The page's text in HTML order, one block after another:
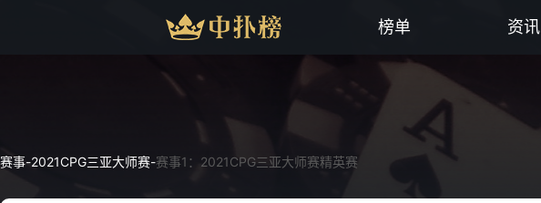
榜单 资讯
赛事-2021CPG三亚大师赛-赛事1：2021CPG三亚大师赛精英赛